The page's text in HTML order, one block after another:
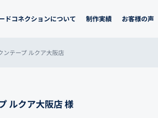
ドコネクションについて 制作実績 お客様の声
ンテープ ルクア大阪店
ルクア大阪店 様